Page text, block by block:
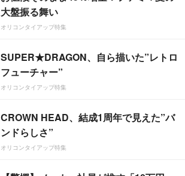
大盤振る舞い
オリコンタイアップ特集
SUPER★DRAGON、自ら描いた”レトロ
フューチャー”
オリコンタイアップ特集
CROWN HEAD、結成1周年で見えた”バ
ンドらしさ”
オリコンタイアップ特集